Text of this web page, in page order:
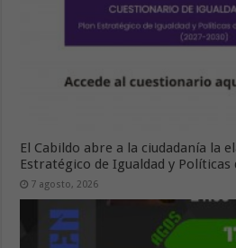
El Cabildo abre a la ciudadanía la
Estratégico de Igualdad y Políticas
7 agosto, 2026